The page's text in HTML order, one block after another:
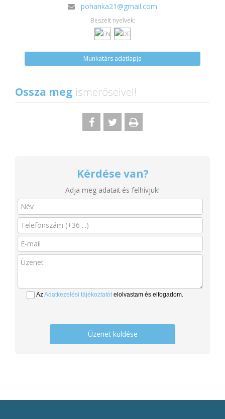
pohanka21@gmail.com
Beszélt nyelvek:
Munkatárs adatlapja
Ossza meg ismerőseivel!
Kérdése van?
Adja meg adatait és felhívjuk!
AzAdatkezelési tájékoztatótelolvastam és elfogadom.
Üzenet küldése